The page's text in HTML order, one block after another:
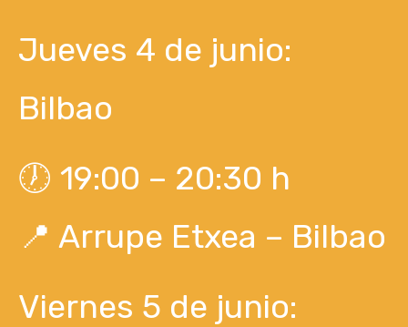
Jueves 4 de junio:
Bilbao
🕖 19:00 – 20:30 h
📍 Arrupe Etxea – Bilbao
Viernes 5 de junio: